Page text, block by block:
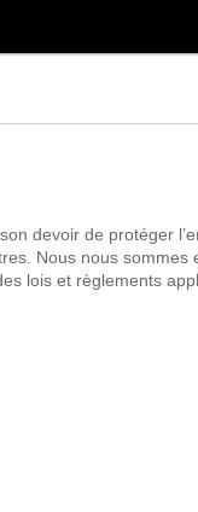
devoir de protéger
Nous nous
lois et règlements